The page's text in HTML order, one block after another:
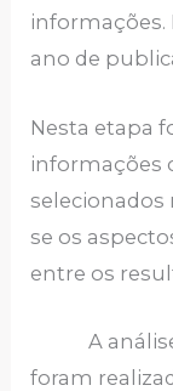
informações.
ano de
Nesta etapa
informações
selecionados
se os
entre os
A
foram